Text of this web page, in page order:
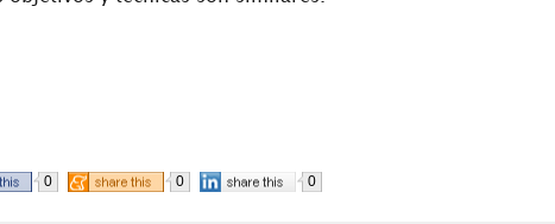
0 0 0